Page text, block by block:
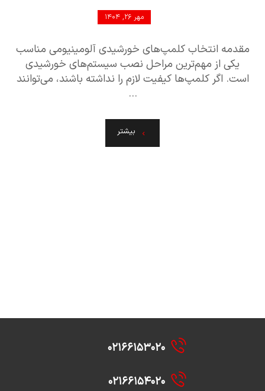
مهر ۲۶, ۱۴۰۴
مقدمه انتخاب کلمپ‌های خورشیدی آلومینیومی مناسب
یکی از مهم‌ترین مراحل نصب سیستم‌های خورشیدی
است. اگر کلمپ‌ها کیفیت لازم را نداشته باشند، می‌توانند
...
بیشتر
۰۲۱۶۶۱۵۳۰۲۰
۰۲۱۶۶۱۵۴۰۲۰